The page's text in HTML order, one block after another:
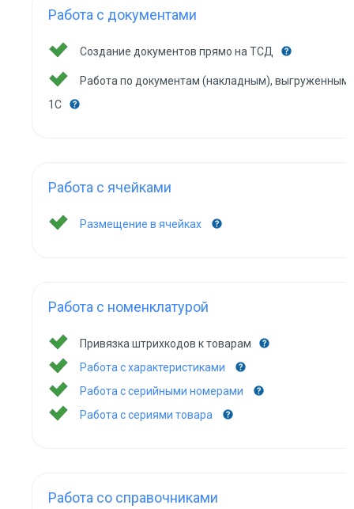
Работа с документами
Создание документов прямо на ТСД
Работа по документам (накладным), выгруженным
1С
Работа с ячейками
Размещение в ячейках
Работа с номенклатурой
Привязка штрихкодов к товарам
Работа с характеристиками
Работа с серийными номерами
Работа с сериями товара
Работа со справочниками